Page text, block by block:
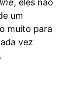
, eles não
um
muito para
vez